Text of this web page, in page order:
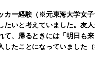
カー経験（※元東海大学女
たいと考えていました。友
、帰るときには「明日も来
たことになっていました（